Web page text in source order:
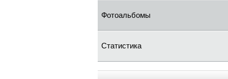
Фотоальбомы
Статистика